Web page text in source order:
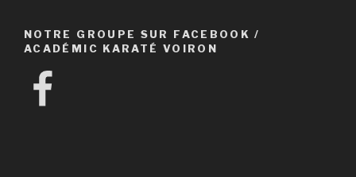
NOTRE GROUPE SUR FACEBOOK /
ACADÉMIC KARATÉ VOIRON
Facebook